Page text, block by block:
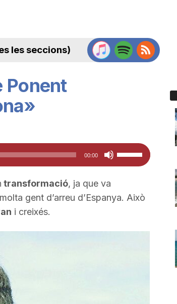
les seccions)
Ponent
00:00
Feu
servir
tecles
transformació, ja que va
gent d’arreu d’Espanya. Això
i creixés.